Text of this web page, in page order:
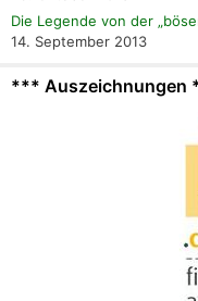
Die Legende von der
14. September 2013
*** Auszeichnungen